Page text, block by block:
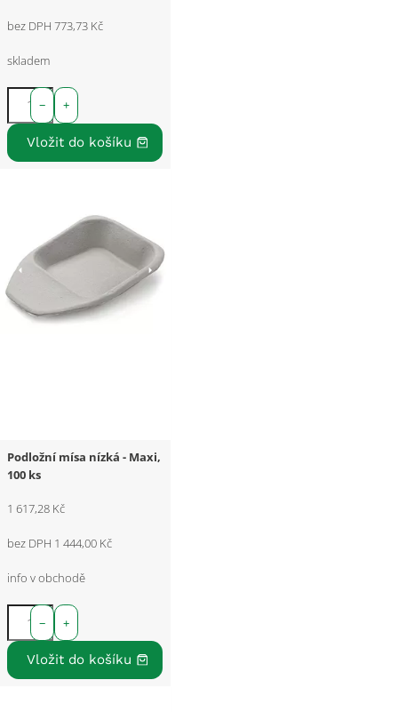
bez DPH 773,73 Kč
skladem
+
−
Podložní mísa nízká - Maxi,
100 ks
1 617,28 Kč
bez DPH 1 444,00 Kč
info v obchodě
+
−